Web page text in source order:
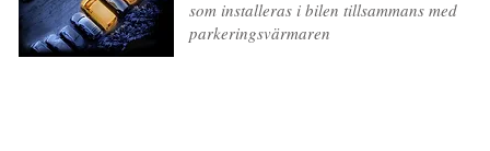
som installeras i bilen tillsammans med
parkeringsvärmaren